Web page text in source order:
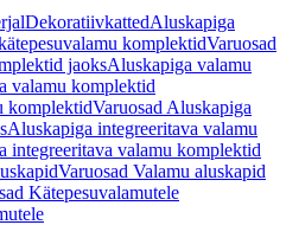
DekoratiivkattedAluskapiga
komplektidVaruosad
jaoksAluskapiga valamu
valamu komplektid
komplektidVaruosad Aluskapiga
Aluskapiga integreeritava valamu
integreeritava valamu komplektid
Varuosad Valamu aluskapid
Kätepesuvalamutele